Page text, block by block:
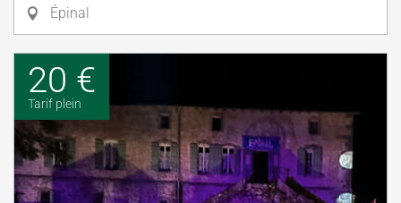
Épinal
20 €
Tarif plein